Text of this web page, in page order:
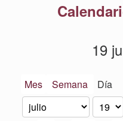
19
Mes Semana Día
Mes
Día
Año